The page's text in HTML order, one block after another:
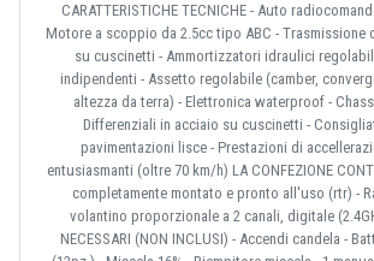
CARATTERISTICHE TECNICHE - Auto
Motore a scoppio da 2.5cc tipo ABC - Trasmissione
su cuscinetti - Ammortizzatori idraulici
indipendenti - Assetto regolabile (camber,
altezza da terra) - Elettronica waterproof -
Differenziali in acciaio su cuscinetti -
pavimentazioni lisce - Prestazioni di
entusiasmanti (oltre 70 km/h) LA CONFEZIONE
completamente montato e pronto all'uso (rtr) -
volantino proporzionale a 2 canali, digitale
NECESSARI (NON INCLUSI) - Accendi candela -